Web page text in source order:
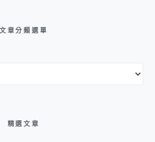
文章分類選單
精選文章